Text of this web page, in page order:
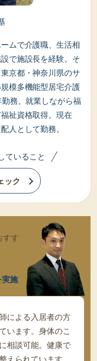
ムで介護職、生活相
で施設長を経験。そ
京都・神奈川県のサ
模多機能型居宅介護
務。就業しながら福
祉資格取得。現在
人として勤務。
ていること
ック
すす
施
による入居者の方
います。身体のこ
相談可能。健康で